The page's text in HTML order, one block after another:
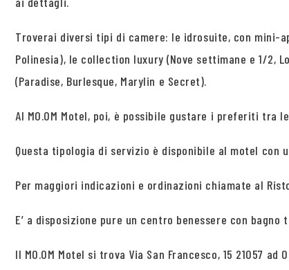
Troverai diversi tipi di camere: le idrosuite, con mini-
Polinesia), le collection luxury (Nove settimane e 1/2,
(Paradise, Burlesque, Marylin e Secret).
Al MO.OM Motel, poi, è possibile gustare i preferiti
Questa tipologia di servizio è disponibile al motel con
Per maggiori indicazioni e ordinazioni chiamate al
E’ a disposizione pure un centro benessere con
Il MO.OM Motel si trova Via San Francesco, 15 21057